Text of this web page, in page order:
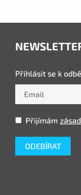
Přihlásit se k
Přijímám